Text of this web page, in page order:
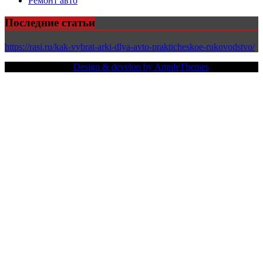
Последние статьи
https://rasi.ru/kak-vybrat-arki-dlya-avto-prakticheskoe-rukovodstvo/
Design & develop by AmpleThemes